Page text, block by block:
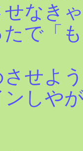
なき
で「
させよ
しや